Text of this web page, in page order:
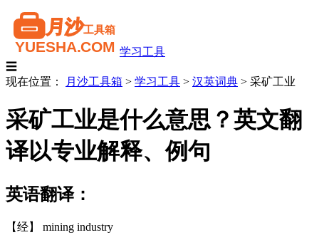
学习工具
☰
现在位置：
月沙工具箱 > 学习工具 > 汉英词典 > 采矿工业
采矿工业是什么意思？英文翻
译以专业解释、例句
英语翻译：
【经】 mining industry